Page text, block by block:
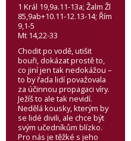
1 Král 19,9a.11-13a; Žalm Žl
85,9ab+10.11-12.13-14; Řím
9,1-5
Mt 14,22-33
Chodit po vodě, utišit
bouři, dokázat prostě to,
co jiní jen tak nedokážou –
to by řada lidí považovala
za účinnou propagaci víry.
Ježíš to ale tak nevidí.
Nedělá kousky, kterým by
se lidé divili, ale chce být
svým učedníkům blízko.
Pro nás je těžké s jeho